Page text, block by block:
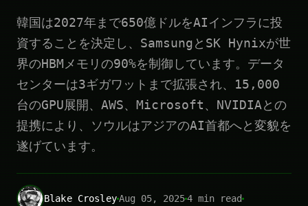
韓国は2027年まで650億ドルをAIインフラに投
資することを決定し、SamsungとSK Hynixが世
界のHBMメモリの90%を制御しています。データ
センターは3ギガワットまで拡張され、15,000
台のGPU展開、AWS、Microsoft、NVIDIAとの
提携により、ソウルはアジアのAI首都へと変貌を
遂げています。
Blake CrosleyAug 05, 20254 min read